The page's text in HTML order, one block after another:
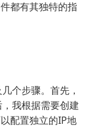
都有其独特的指
个步骤。首先，
我根据需要创建
配置独立的IP地